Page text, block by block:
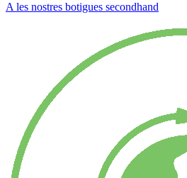
A les nostres botigues secondhand